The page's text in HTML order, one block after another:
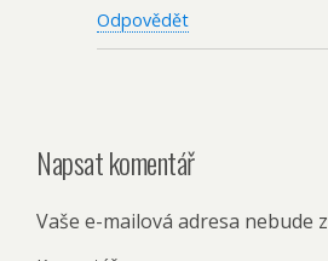
Odpovědět
Napsat komentář
Vaše e-mailová adresa nebude